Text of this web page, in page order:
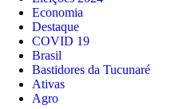
Economia
Destaque
COVID 19
Brasil
Bastidores da Tucunaré
Ativas
Agro